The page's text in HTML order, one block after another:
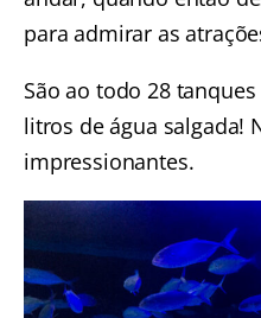
para admirar as
São ao todo 28
litros de água salgada!
impressionantes.